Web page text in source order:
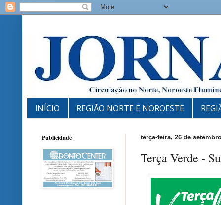
INÍCIO REGIÃO NORTE E NOROESTE
terça-feira, 26 de
Terça Verde -
Publicidade